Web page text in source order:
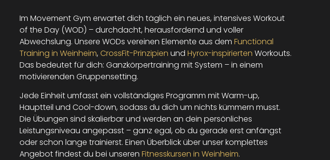
Im Movement Gym erwartet dich täglich ein neues, intensives Workout
of the Day (WOD) – durchdacht, herausfordernd und voller
Abwechslung. Unsere WODs vereinen Elemente aus dem Functional
Training in Weinheim, CrossFit-Prinzipien und Hyrox-inspirierten Workouts.
Das bedeutet für dich: Ganzkörpertraining mit System – in einem
motivierenden Gruppensetting.
Jede Einheit umfasst ein vollständiges Programm mit Warm-up,
Hauptteil und Cool-down, sodass du dich um nichts kümmern musst.
Die Übungen sind skalierbar und werden an dein persönliches
Leistungsniveau angepasst – ganz egal, ob du gerade erst anfängst
oder schon lange trainierst. Einen Überblick über unser komplettes
Angebot findest du bei unseren Fitnesskursen in Weinheim.